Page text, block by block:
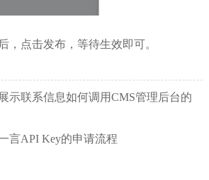
，点击发布，等待生效即可。
示联系信息如何调用CMS管理后台的
言API Key的申请流程